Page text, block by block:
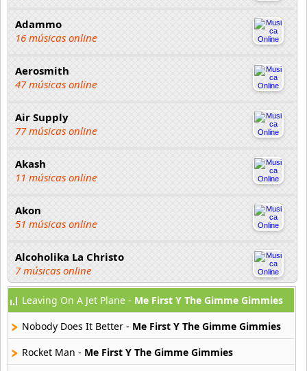
Adammo
16 músicas online
Aerosmith
47 músicas online
Air Supply
77 músicas online
Akash
11 músicas online
Akon
51 músicas online
Alcoholika La Christo
7 músicas online
Atajo
22 músicas online
Banane Metalik
26 músicas online
Leaving On A Jet Plane - Me First Y The Gimme Gimmies
Nobody Does It Better - Me First Y The Gimme Gimmies
Rocket Man - Me First Y The Gimme Gimmies